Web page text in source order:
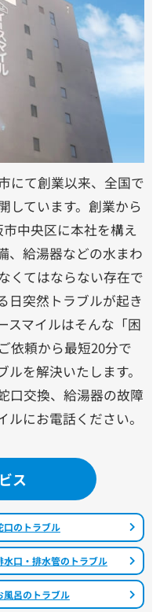
にて創業以来、全国で
しています。創業から
中央区に本社を構え
、給湯器などの水まわ
くてはならない存在で
日突然トラブルが起き
スマイルはそんな「困
依頼から最短20分で
を解決いたします。
口交換、給湯器の故障
にお電話ください。
ス
口のトラブル
水口・排水管のトラブル
風呂のトラブル